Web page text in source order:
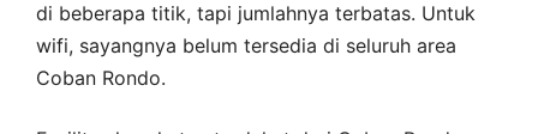
di beberapa titik, tapi jumlahnya terbatas. Untuk
wifi, sayangnya belum tersedia di seluruh area
Coban Rondo.